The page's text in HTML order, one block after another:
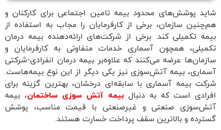
شاید پوشش‌های محدود بیمه تامین اجتماعی برای کارکنان و
هم‌چنین سازمان، برخی از کارفرمایان را مجاب به استفاده از
بیمه تکمیلی کند. برخی از شرکت‌های ارائه‌دهنده بیمه درمان
تکمیلی، همچون آسماری خدمات متفاوتی به کارفرمایان و
سازمان‌ها عرضه می‌کنند که علاوه‌بر بیمه درمان انفرادی-شرکتی
آسماری، بیمه آتش‌سوزی نیز یکی دیگر از این نوع بیمه‌هاست.
شرکت بیمه آسماری با سابقه‌ای درخشان، بهترین گزینه برای
افرادی است که به دنبال بیمه آتش سوزی ساختمان، بیمه
آتش‌سوزی صنعتی و غیرصنعتی با قیمت مناسب، پوشش
گسترده و بالاترین سقف پرداخت خسارت هستند.